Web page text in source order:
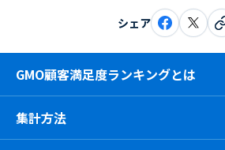
シェア
GMO顧客満足度ランキングとは
集計方法